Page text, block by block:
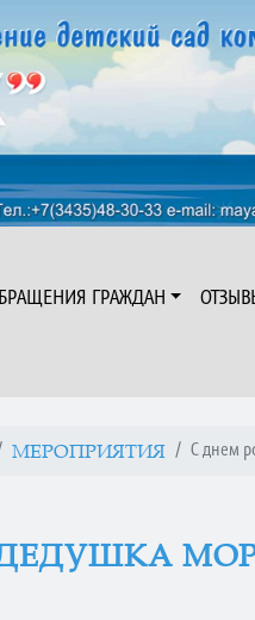
ГРАЖДАН
МЕРОПРИЯТИЯ С днем